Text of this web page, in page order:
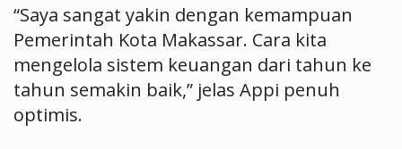
“Saya sangat yakin dengan kemampuan
Pemerintah Kota Makassar. Cara kita
mengelola sistem keuangan dari tahun ke
tahun semakin baik,” jelas Appi penuh
optimis.